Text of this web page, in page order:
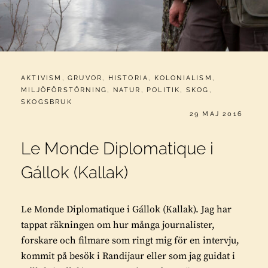
CATEGORIES:
AKTIVISM ,GRUVOR , HISTORIA , KOLONIALISM ,
MILJÖFÖRSTÖRNING , NATUR , POLITIK , SKOG ,
SKOGSBRUK
PUBLICERAT
29 MAJ 2016
Le Monde Diplomatique i
Gállok (Kallak)
Le Monde Diplomatique i Gállok (Kallak). Jag har
tappat räkningen om hur många journalister,
forskare och filmare som ringt mig för en intervju,
kommit på besök i Randijaur eller som jag guidat i